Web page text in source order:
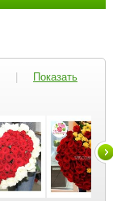
|
Показать